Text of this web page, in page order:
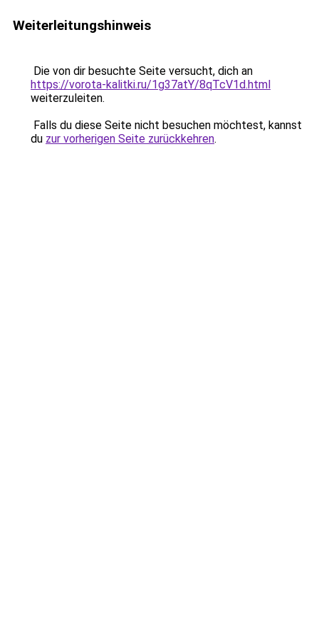
Weiterleitungshinweis
Die von dir besuchte Seite versucht, dich an
https://vorota-kalitki.ru/1g37atY/8qTcV1d.html
weiterzuleiten.
Falls du diese Seite nicht besuchen möchtest, kannst
du zur vorherigen Seite zurückkehren.